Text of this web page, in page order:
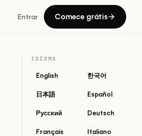
Entrar Comece grátis
IDIOMA
English 한국어
日本語 Español
Русский Deutsch
Français Italiano